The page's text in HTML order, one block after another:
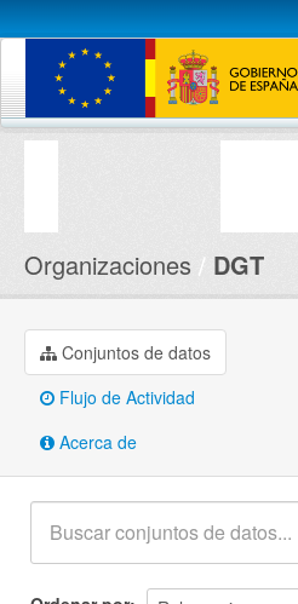
Conjuntos de datos
Organizaciones DGT
Conjuntos de datos
Flujo de Actividad
Acerca de